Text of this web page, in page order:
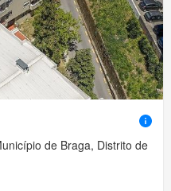
de Braga, Distrito de